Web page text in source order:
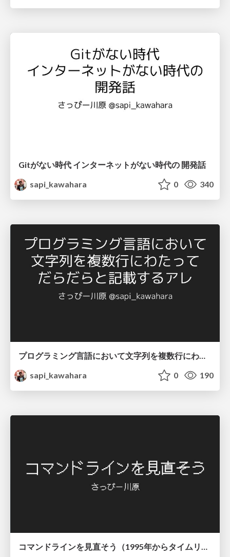
Gitがない時代 インターネットがない時代の 開発話
sapi_kawahara
0 340
プログラミング言語において文字列を複数行にわたって だらだらと記載するアレ
sapi_kawahara
0 190
コマンドラインを見直そう（1995年からタイムリープ）